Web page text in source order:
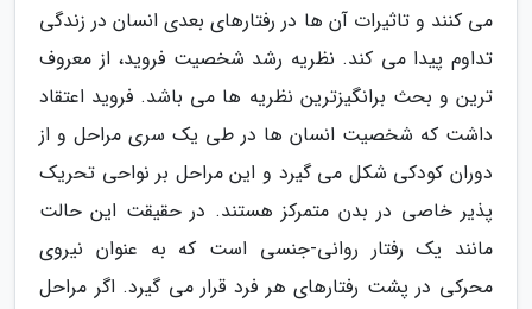
می کنند و تاثیرات آن ها در رفتارهای بعدی انسان در زندگی
تداوم پیدا می کند. نظریه رشد شخصیت فروید، از معروف
ترین و بحث برانگیزترین نظریه ها می باشد. فروید اعتقاد
داشت که شخصیت انسان ها در طی یک سری مراحل و از
دوران کودکی شکل می گیرد و این مراحل بر نواحی تحریک
پذیر خاصی در بدن متمرکز هستند. در حقیقت این حالت
مانند یک رفتار روانی-جنسی است که به عنوان نیروی
محرکی در پشت رفتارهای هر فرد قرار می گیرد. اگر مراحل